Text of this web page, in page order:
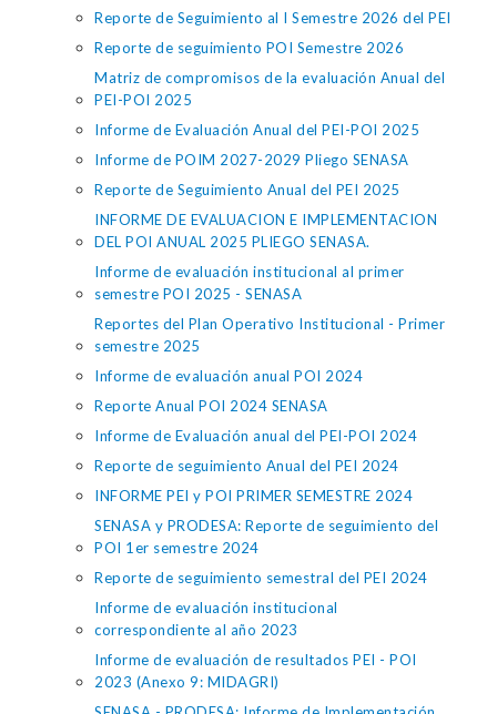
Reporte de Seguimiento al I Semestre 2026 del PEI
Reporte de seguimiento POI Semestre 2026
Matriz de compromisos de la evaluación Anual del
PEI-POI 2025
Informe de Evaluación Anual del PEI-POI 2025
Informe de POIM 2027-2029 Pliego SENASA
Reporte de Seguimiento Anual del PEI 2025
INFORME DE EVALUACION E IMPLEMENTACION
DEL POI ANUAL 2025 PLIEGO SENASA.
Informe de evaluación institucional al primer
semestre POI 2025 - SENASA
Reportes del Plan Operativo Institucional - Primer
semestre 2025
Informe de evaluación anual POI 2024
Reporte Anual POI 2024 SENASA
Informe de Evaluación anual del PEI-POI 2024
Reporte de seguimiento Anual del PEI 2024
INFORME PEI y POI PRIMER SEMESTRE 2024
SENASA y PRODESA: Reporte de seguimiento del
POI 1er semestre 2024
Reporte de seguimiento semestral del PEI 2024
Informe de evaluación institucional
correspondiente al año 2023
Informe de evaluación de resultados PEI - POI
2023 (Anexo 9: MIDAGRI)